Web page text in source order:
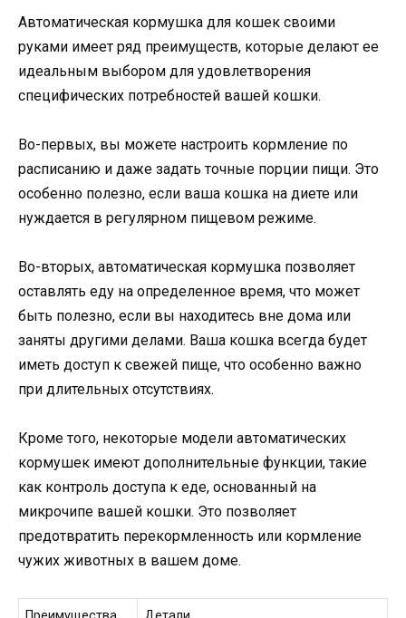
Автоматическая кормушка для кошек своими
руками имеет ряд преимуществ, которые делают ее
идеальным выбором для удовлетворения
специфических потребностей вашей кошки.
Во-первых, вы можете настроить кормление по
расписанию и даже задать точные порции пищи. Это
особенно полезно, если ваша кошка на диете или
нуждается в регулярном пищевом режиме.
Во-вторых, автоматическая кормушка позволяет
оставлять еду на определенное время, что может
быть полезно, если вы находитесь вне дома или
заняты другими делами. Ваша кошка всегда будет
иметь доступ к свежей пище, что особенно важно
при длительных отсутствиях.
Кроме того, некоторые модели автоматических
кормушек имеют дополнительные функции, такие
как контроль доступа к еде, основанный на
микрочипе вашей кошки. Это позволяет
предотвратить перекормленность или кормление
чужих животных в вашем доме.